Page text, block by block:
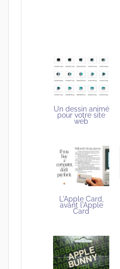
Un dessin animé
pour votre site
web
L'Apple Card,
avant l'Apple
Card